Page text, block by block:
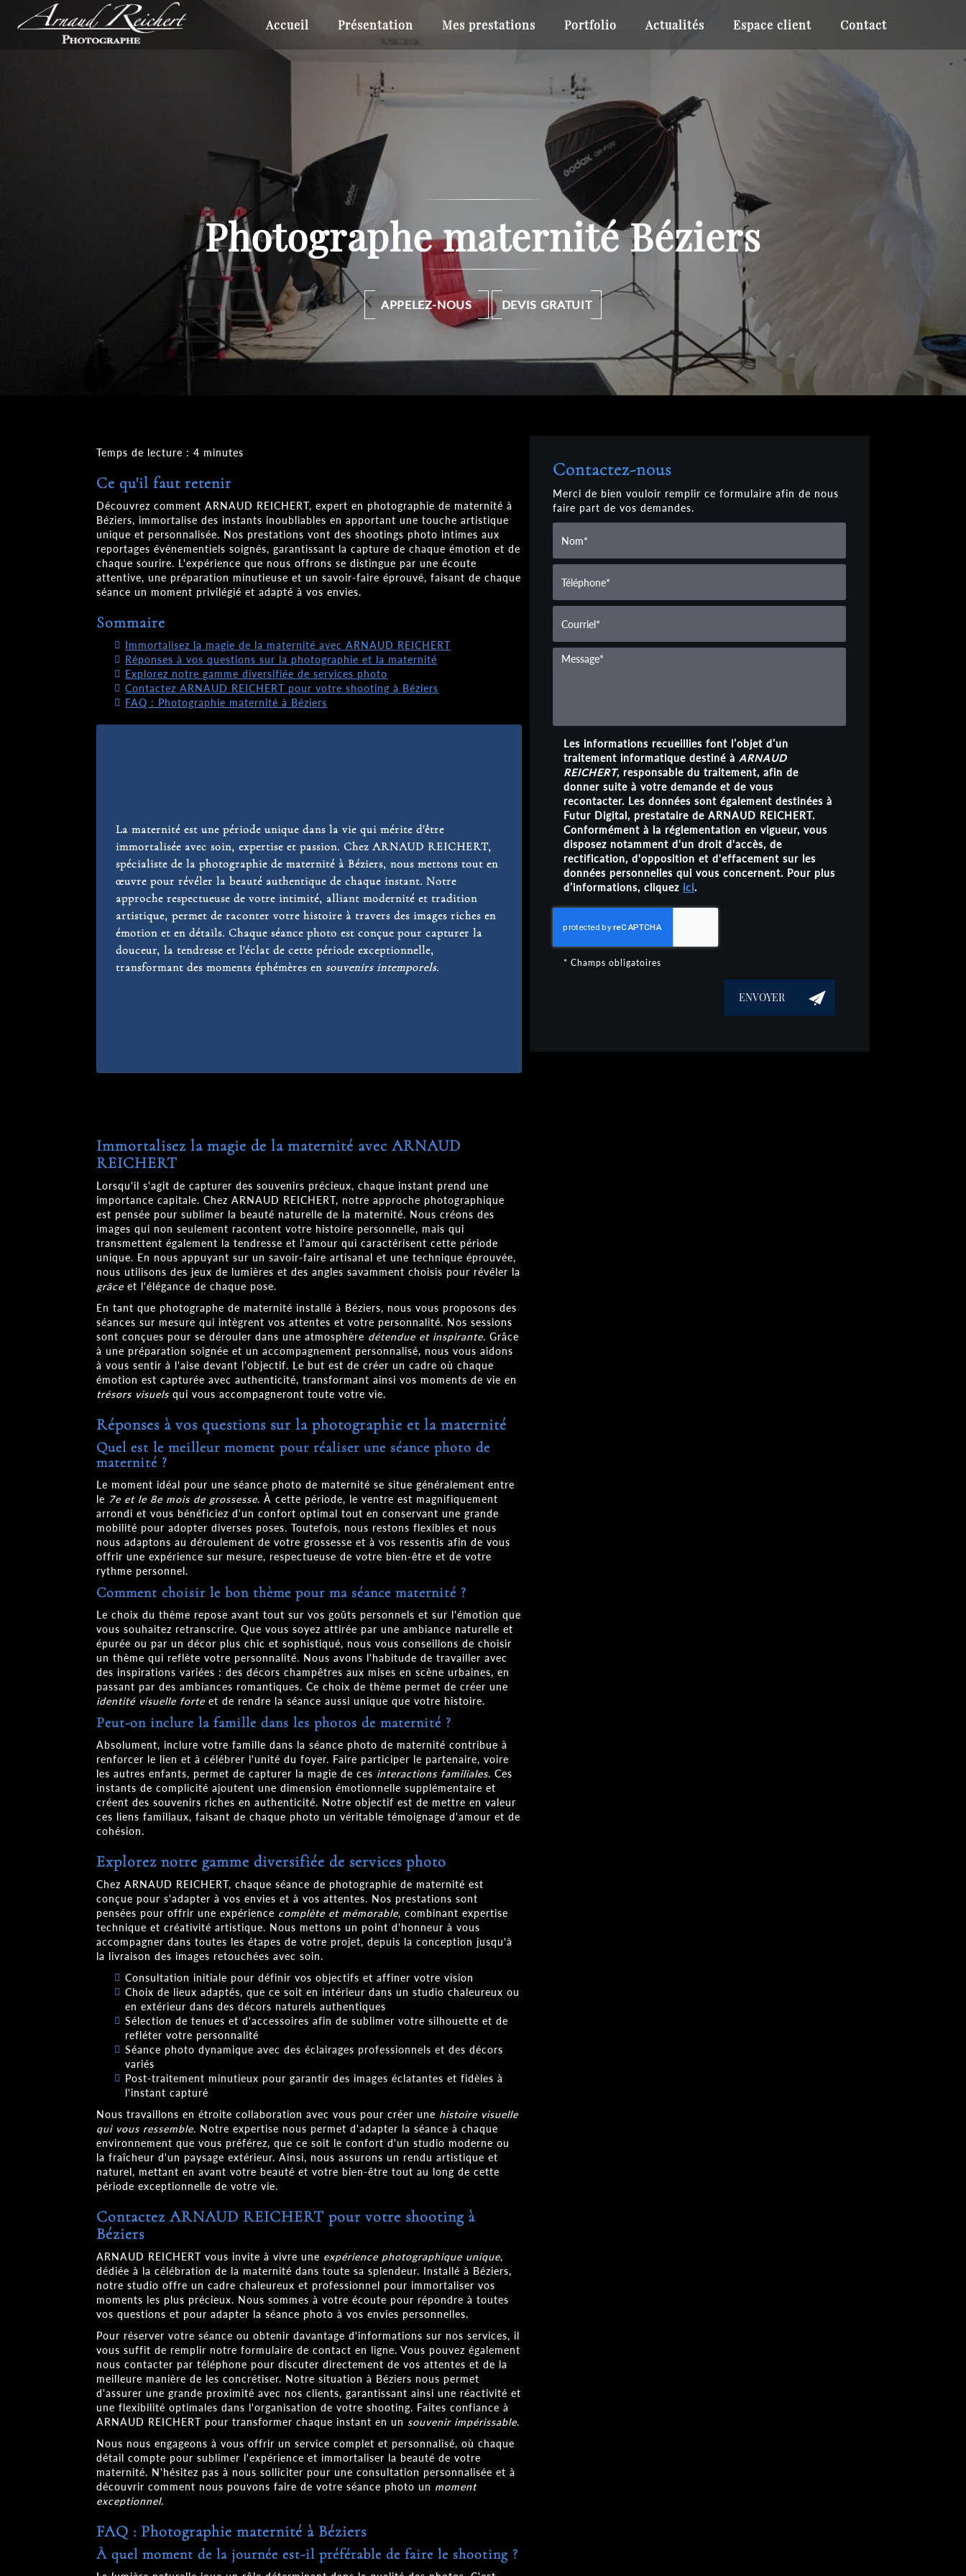
Accueil Présentation Mes prestations Portfolio Actualités Espace client Contact
Photographe maternité Béziers
APPELEZ-NOUS DEVIS GRATUIT
Temps de lecture : 4 minutes
Ce qu'il faut retenir
Découvrez comment ARNAUD REICHERT, expert en photographie de maternité à
Béziers, immortalise des instants inoubliables en apportant une touche artistique
unique et personnalisée. Nos prestations vont des shootings photo intimes aux
reportages événementiels soignés, garantissant la capture de chaque émotion et de
chaque sourire. L'expérience que nous offrons se distingue par une écoute
attentive, une préparation minutieuse et un savoir-faire éprouvé, faisant de chaque
séance un moment privilégié et adapté à vos envies.
Sommaire
Immortalisez la magie de la maternité avec ARNAUD REICHERT
Réponses à vos questions sur la photographie et la maternité
Explorez notre gamme diversifiée de services photo
Contactez ARNAUD REICHERT pour votre shooting à Béziers
FAQ : Photographie maternité à Béziers
La maternité est une période unique dans la vie qui mérite d'être
immortalisée avec soin, expertise et passion. Chez ARNAUD REICHERT,
spécialiste de la photographie de maternité à Béziers, nous mettons tout en
œuvre pour révéler la beauté authentique de chaque instant. Notre
approche respectueuse de votre intimité, alliant modernité et tradition
artistique, permet de raconter votre histoire à travers des images riches en
émotion et en détails. Chaque séance photo est conçue pour capturer la
douceur, la tendresse et l'éclat de cette période exceptionnelle,
transformant des moments éphémères en souvenirs intemporels.
Immortalisez la magie de la maternité avec ARNAUD
REICHERT
Lorsqu'il s'agit de capturer des souvenirs précieux, chaque instant prend une
importance capitale. Chez ARNAUD REICHERT, notre approche photographique
est pensée pour sublimer la beauté naturelle de la maternité. Nous créons des
images qui non seulement racontent votre histoire personnelle, mais qui
transmettent également la tendresse et l'amour qui caractérisent cette période
unique. En nous appuyant sur un savoir-faire artisanal et une technique éprouvée,
nous utilisons des jeux de lumières et des angles savamment choisis pour révéler la
grâce et l'élégance de chaque pose.
En tant que photographe de maternité installé à Béziers, nous vous proposons des
séances sur mesure qui intègrent vos attentes et votre personnalité. Nos sessions
sont conçues pour se dérouler dans une atmosphère détendue et inspirante. Grâce
à une préparation soignée et un accompagnement personnalisé, nous vous aidons
à vous sentir à l'aise devant l'objectif. Le but est de créer un cadre où chaque
émotion est capturée avec authenticité, transformant ainsi vos moments de vie en
trésors visuels qui vous accompagneront toute votre vie.
Réponses à vos questions sur la photographie et la maternité
Quel est le meilleur moment pour réaliser une séance photo de
maternité ?
Le moment idéal pour une séance photo de maternité se situe généralement entre
le 7e et le 8e mois de grossesse. À cette période, le ventre est magnifiquement
arrondi et vous bénéficiez d'un confort optimal tout en conservant une grande
mobilité pour adopter diverses poses. Toutefois, nous restons flexibles et nous
nous adaptons au déroulement de votre grossesse et à vos ressentis afin de vous
offrir une expérience sur mesure, respectueuse de votre bien-être et de votre
rythme personnel.
Comment choisir le bon thème pour ma séance maternité ?
Le choix du thème repose avant tout sur vos goûts personnels et sur l'émotion que
vous souhaitez retranscrire. Que vous soyez attirée par une ambiance naturelle et
épurée ou par un décor plus chic et sophistiqué, nous vous conseillons de choisir
un thème qui reflète votre personnalité. Nous avons l'habitude de travailler avec
des inspirations variées : des décors champêtres aux mises en scène urbaines, en
passant par des ambiances romantiques. Ce choix de thème permet de créer une
identité visuelle forte et de rendre la séance aussi unique que votre histoire.
Peut-on inclure la famille dans les photos de maternité ?
Absolument, inclure votre famille dans la séance photo de maternité contribue à
renforcer le lien et à célébrer l'unité du foyer. Faire participer le partenaire, voire
les autres enfants, permet de capturer la magie de ces interactions familiales. Ces
instants de complicité ajoutent une dimension émotionnelle supplémentaire et
créent des souvenirs riches en authenticité. Notre objectif est de mettre en valeur
ces liens familiaux, faisant de chaque photo un véritable témoignage d'amour et de
cohésion.
Explorez notre gamme diversifiée de services photo
Chez ARNAUD REICHERT, chaque séance de photographie de maternité est
conçue pour s'adapter à vos envies et à vos attentes. Nos prestations sont
pensées pour offrir une expérience complète et mémorable, combinant expertise
technique et créativité artistique. Nous mettons un point d'honneur à vous
accompagner dans toutes les étapes de votre projet, depuis la conception jusqu'à
la livraison des images retouchées avec soin.
Consultation initiale pour définir vos objectifs et affiner votre vision
Choix de lieux adaptés, que ce soit en intérieur dans un studio chaleureux ou
en extérieur dans des décors naturels authentiques
Sélection de tenues et d'accessoires afin de sublimer votre silhouette et de
refléter votre personnalité
Séance photo dynamique avec des éclairages professionnels et des décors
variés
Post-traitement minutieux pour garantir des images éclatantes et fidèles à
l'instant capturé
Nous travaillons en étroite collaboration avec vous pour créer une histoire visuelle
qui vous ressemble. Notre expertise nous permet d'adapter la séance à chaque
environnement que vous préférez, que ce soit le confort d'un studio moderne ou
la fraîcheur d'un paysage extérieur. Ainsi, nous assurons un rendu artistique et
naturel, mettant en avant votre beauté et votre bien-être tout au long de cette
période exceptionnelle de votre vie.
Contactez ARNAUD REICHERT pour votre shooting à
Béziers
ARNAUD REICHERT vous invite à vivre une expérience photographique unique,
dédiée à la célébration de la maternité dans toute sa splendeur. Installé à Béziers,
notre studio offre un cadre chaleureux et professionnel pour immortaliser vos
moments les plus précieux. Nous sommes à votre écoute pour répondre à toutes
vos questions et pour adapter la séance photo à vos envies personnelles.
Pour réserver votre séance ou obtenir davantage d'informations sur nos services, il
vous suffit de remplir notre formulaire de contact en ligne. Vous pouvez également
nous contacter par téléphone pour discuter directement de vos attentes et de la
meilleure manière de les concrétiser. Notre situation à Béziers nous permet
d'assurer une grande proximité avec nos clients, garantissant ainsi une réactivité et
une flexibilité optimales dans l'organisation de votre shooting. Faites confiance à
ARNAUD REICHERT pour transformer chaque instant en un souvenir impérissable.
Nous nous engageons à vous offrir un service complet et personnalisé, où chaque
détail compte pour sublimer l'expérience et immortaliser la beauté de votre
maternité. N'hésitez pas à nous solliciter pour une consultation personnalisée et à
découvrir comment nous pouvons faire de votre séance photo un moment
exceptionnel.
FAQ : Photographie maternité à Béziers
À quel moment de la journée est-il préférable de faire le shooting ?
Contactez-nous
Merci de bien vouloir remplir ce formulaire afin de nous
faire part de vos demandes.
Les informations recueillies font l’objet d’un
traitement informatique destiné à ARNAUD
REICHERT, responsable du traitement, afin de
donner suite à votre demande et de vous
recontacter. Les données sont également destinées à
Futur Digital, prestataire de ARNAUD REICHERT.
Conformément à la réglementation en vigueur, vous
disposez notamment d'un droit d'accès, de
rectification, d'opposition et d'effacement sur les
données personnelles qui vous concernent. Pour plus
d’informations, cliquez ici.
* Champs obligatoires